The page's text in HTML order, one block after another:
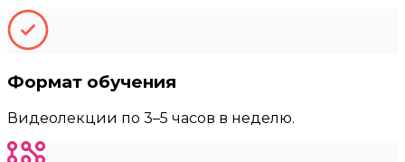
Формат обучения
Видеолекции по 3–5 часов в неделю.